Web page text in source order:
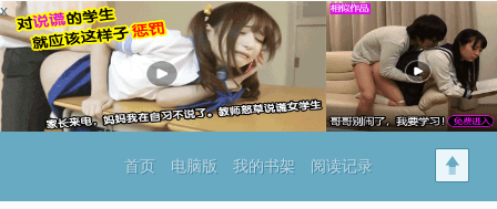
x
首页 电脑版 我的书架 阅读记录